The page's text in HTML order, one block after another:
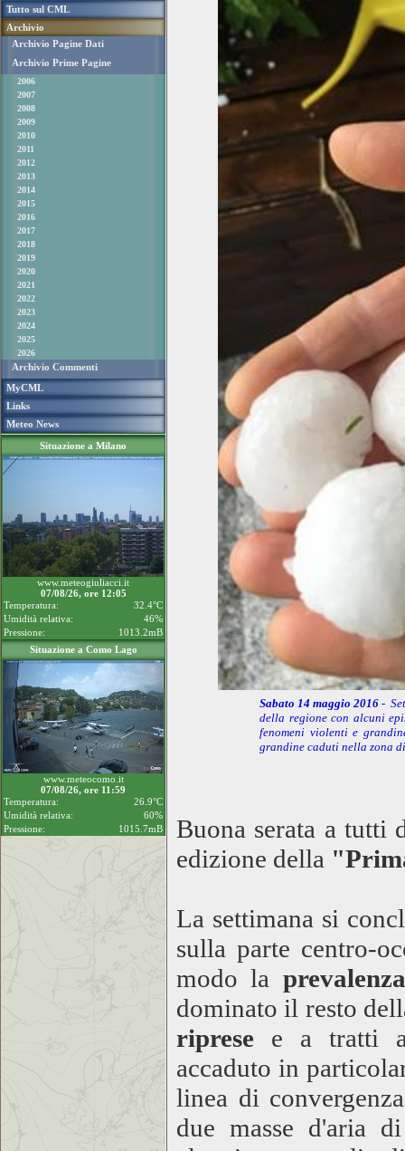
Tutto sul CML
Archivio
Archivio Pagine Dati
Archivio Prime Pagine
2006
2007
2008
2009
2010
2011
2012
2013
2014
2015
2016
2017
2018
2019
2020
2021
2022
2023
2024
2025
2026
Archivio Commenti
MyCML
Links
Meteo News
Situazione a Milano
www.meteogiuliacci.it
07/08/26, ore 12:05
Temperatura:
32.4°C
Umidità relativa:
46%
Pressione:
1013.2mB
Situazione a Como Lago
www.meteocomo.it
07/08/26, ore 11:59
Temperatura:
26.9°C
Umidità relativa:
60%
Pressione:
1015.7mB
Sabato 14 maggio 2016 -
della regione con alcuni
fenomeni violenti e
grandine caduti nella zona
Buona serata a tutti
edizione della
La settimana si
sulla parte centro-
modo la
dominato il resto
riprese e a tratti
accaduto in
linea di
due masse d'aria